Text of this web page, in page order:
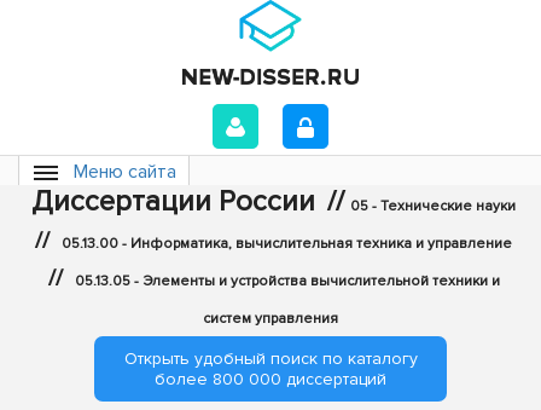
Меню сайта
Диссертации России // 05 - Технические науки
// 05.13.00 - Информатика, вычислительная техника и управление
// 05.13.05 - Элементы и устройства вычислительной техники и
систем управления
Открыть удобный поиск по каталогу
более 800 000 диссертаций